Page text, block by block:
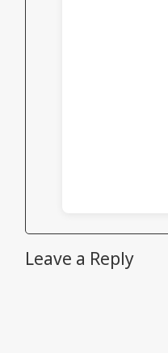
Leave a Reply